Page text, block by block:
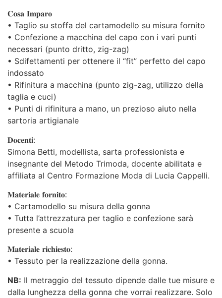
𝐂𝐨𝐬𝐚 𝐈𝐦𝐩𝐚𝐫𝐨
• Taglio su stoffa del cartamodello su misura fornito
• Confezione a macchina del capo con i vari punti
necessari (punto dritto, zig-zag)
• Sdifettamenti per ottenere il “fit” perfetto del capo
indossato
• Rifinitura a macchina (punto zig-zag, utilizzo della
taglia e cuci)
• Punti di rifinitura a mano, un prezioso aiuto nella
sartoria artigianale
𝐃𝐨𝐜𝐞𝐧𝐭𝐢:
Simona Betti, modellista, sarta professionista e
insegnante del Metodo Trimoda, docente abilitata e
affiliata al Centro Formazione Moda di Lucia Cappelli.
𝐌𝐚𝐭𝐞𝐫𝐢𝐚𝐥𝐞 𝐟𝐨𝐫𝐧𝐢𝐭𝐨:
• Cartamodello su misura della gonna
• Tutta l’attrezzatura per taglio e confezione sarà
presente a scuola
𝐌𝐚𝐭𝐞𝐫𝐢𝐚𝐥𝐞 𝐫𝐢𝐜𝐡𝐢𝐞𝐬𝐭𝐨:
• Tessuto per la realizzazione della gonna.
NB: Il metraggio del tessuto dipende dalle tue misure e
dalla lunghezza della gonna che vorrai realizzare. Solo